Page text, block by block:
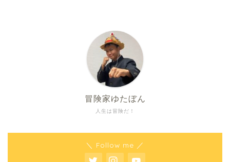
人生は冒険だ！
冒険家ゆたぼん
＼ Follow me ／